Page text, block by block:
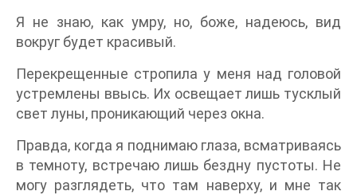
Я не знаю, как умру, но, боже, надеюсь, вид
вокруг будет красивый.
Перекрещенные стропила у меня над головой
устремлены ввысь. Их освещает лишь тусклый
свет луны, проникающий через окна.
Правда, когда я поднимаю глаза, всматриваясь
в темноту, встречаю лишь бездну пустоты. Не
могу разглядеть, что там наверху, и мне так